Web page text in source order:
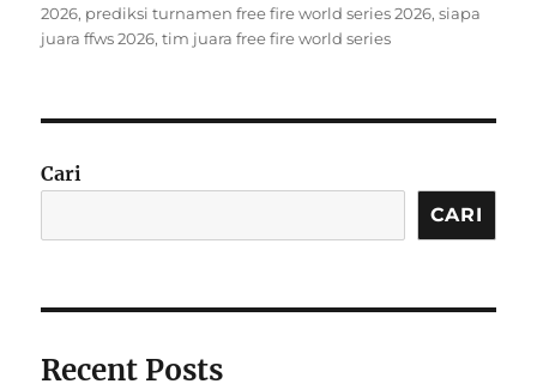
on
2026, prediksi turnamen free fire world series 2026,siapa
juara ffws 2026,tim juara free fire world series
Cari
CARI
Recent Posts